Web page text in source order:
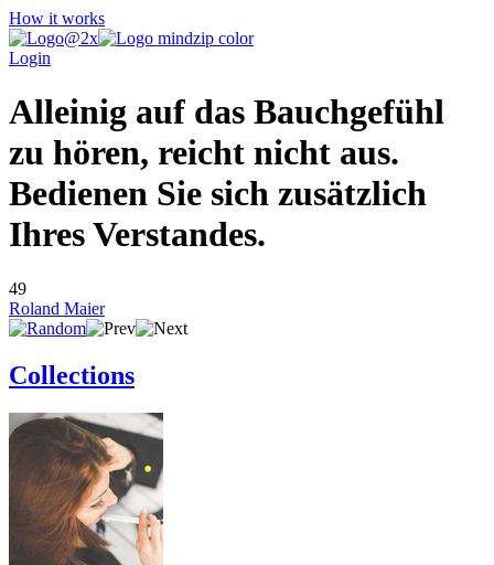
How it works
Login
Alleinig auf das Bauchgefühl
zu hören, reicht nicht aus.
Bedienen Sie sich zusätzlich
Ihres Verstandes.
49
Roland Maier
Collections